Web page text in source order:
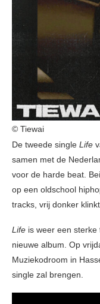
© Tiewai
De tweede single Life
samen met de
voor de harde beat.
op een oldschool
tracks, vrij donker
Life is weer een
nieuwe album. Op
Muziekodroom in
single zal brengen.